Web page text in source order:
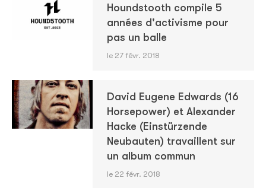
Houndstooth compile 5
années d'activisme pour
pas un balle
le 27 févr. 2018
David Eugene Edwards (16
Horsepower) et Alexander
Hacke (Einstürzende
Neubauten) travaillent sur
un album commun
le 22 févr. 2018